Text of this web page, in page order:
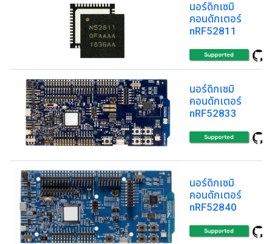
นอร์ดิกเซมิ
คอนดักเตอร์
nRF52811
นอร์ดิกเซมิ
คอนดักเตอร์
nRF52833
นอร์ดิกเซมิ
คอนดักเตอร์
nRF52840